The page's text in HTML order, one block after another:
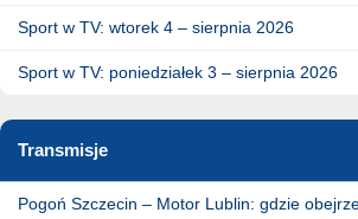
Sport w TV: wtorek 4 – sierpnia 2026
Sport w TV: poniedziałek 3 – sierpnia 2026
Transmisje
Pogoń Szczecin – Motor Lublin: gdzie